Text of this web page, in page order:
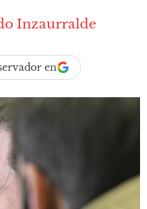
Inzaurralde
en